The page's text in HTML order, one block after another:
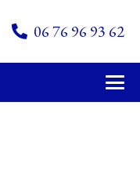
06 76 96 93 62